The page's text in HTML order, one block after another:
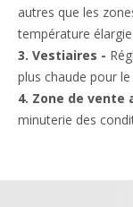
autres que les
température élargie
3. Vestiaires -
plus chaude pour
4. Zone de vente
minuterie des